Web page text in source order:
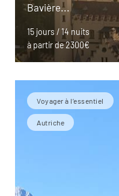
Bavière...
15 jours / 14 nuits
à partir de 2300€
Voyager à l’essentiel
Autriche